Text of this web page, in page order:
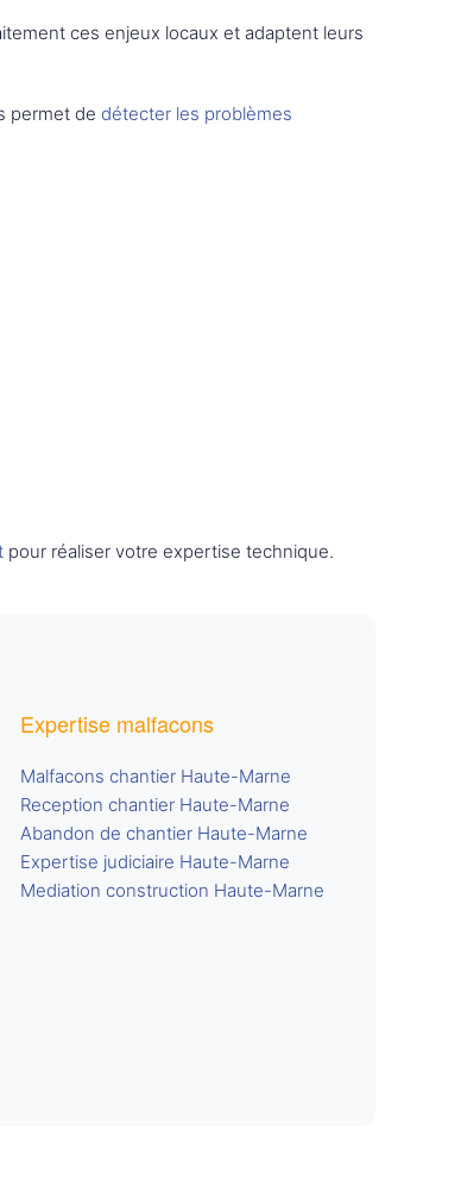
ces enjeux locaux et adaptent leurs
permet de détecter les problèmes
pour réaliser votre expertise technique.
Expertise malfacons
Malfacons chantier Haute-Marne
Reception chantier Haute-Marne
Abandon de chantier Haute-Marne
Expertise judiciaire Haute-Marne
Mediation construction Haute-Marne